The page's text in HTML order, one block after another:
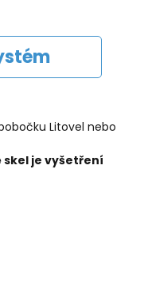
Litovel nebo
skel je vyšetření